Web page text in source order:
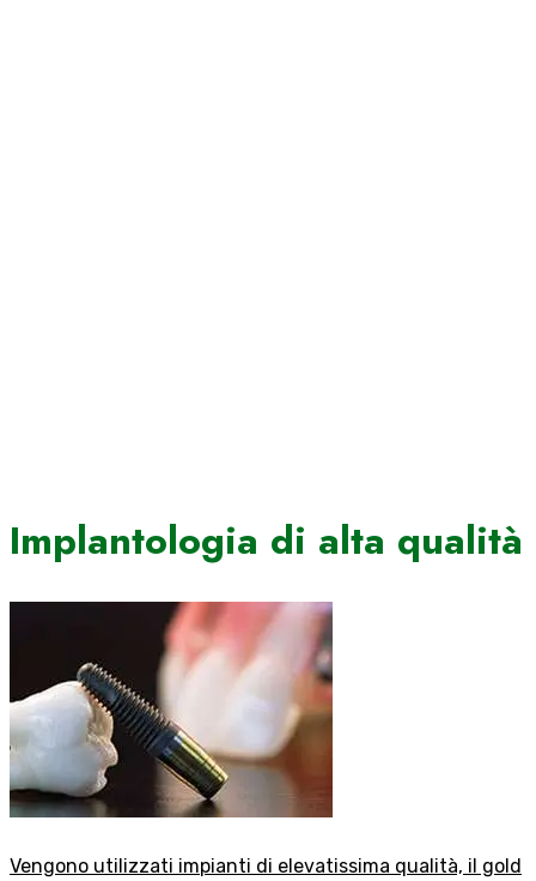
Implantologia di alta qualità
Vengono utilizzati impianti di elevatissima qualità, il gold